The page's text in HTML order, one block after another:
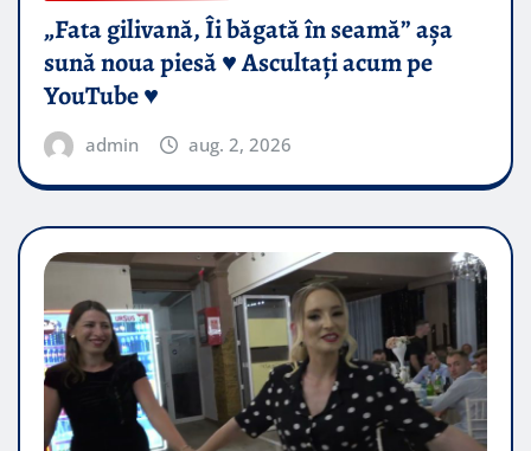
„Fata gilivană, Îi băgată în seamă” așa
sună noua piesă ♥️ Ascultați acum pe
YouTube ♥️
admin aug. 2, 2026